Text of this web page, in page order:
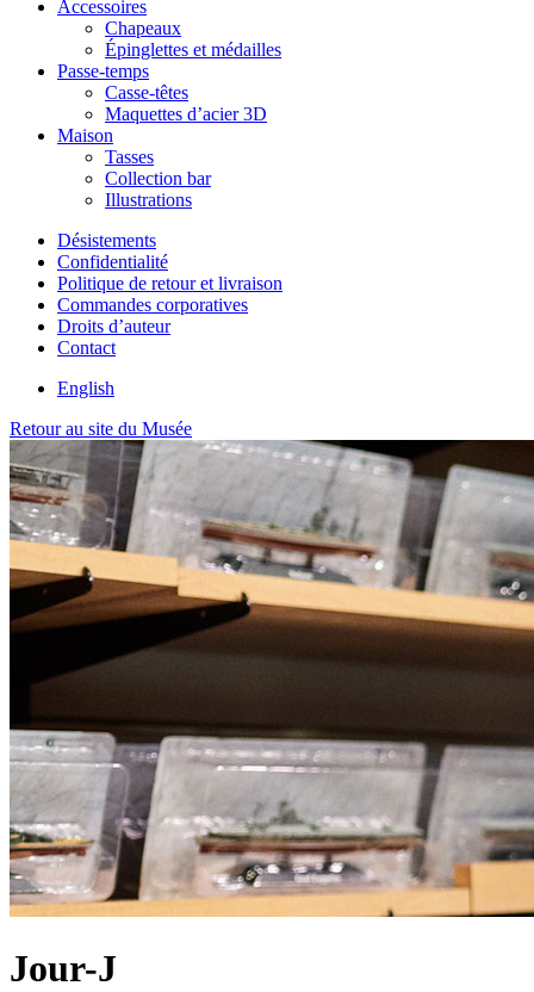
Accessoires
Chapeaux
Épinglettes et médailles
Passe-temps
Casse-têtes
Maquettes d’acier 3D
Maison
Tasses
Collection bar
Illustrations
Désistements
Confidentialité
Politique de retour et livraison
Commandes corporatives
Droits d’auteur
Contact
English
Retour au site du Musée
Jour-J